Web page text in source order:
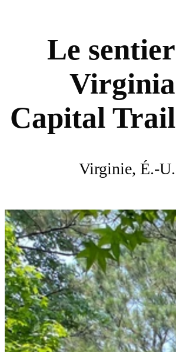
Le sentier
Virginia
Capital Trail
Virginie, É.-U.